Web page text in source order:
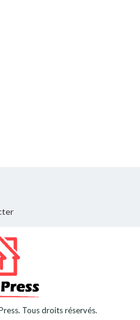
. Tous droits réservés.